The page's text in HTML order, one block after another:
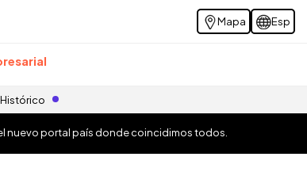
Mapa Esp
el nuevo portal país donde coincidimos todos.